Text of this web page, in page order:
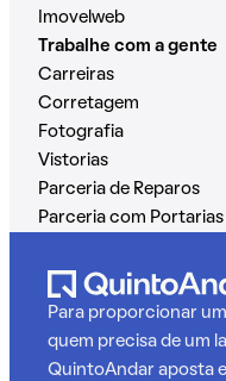
Imovelweb
Trabalhe com a gente
Carreiras
Corretagem
Fotografia
Vistorias
Parceria de Reparos
Parceria com Portarias
Para proporcionar
quem precisa de um
QuintoAndar aposta